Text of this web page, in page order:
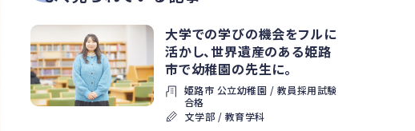
姫路市 公立幼稚園 / 教員採用試験
合格
文学部 / 教育学科
大学での学びの機会をフルに
活かし、世界遺産のある姫路
市で幼稚園の先生に。